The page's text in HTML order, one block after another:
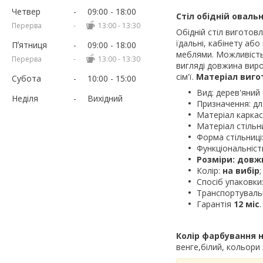
Четвер 09:00 18:00
13:00 13:30
Пʼятниця 09:00 18:00
13:00 13:30
Субота 10:00
15:00
Неділя
Вихідний
Стіл обідній
Обідній стіл
їдальні, кабінету
меблями.
вигляді довжина
сім'ї. Матеріал
Вид: дерев'яний
Призначення:
Матеріал
Матеріал
Форма
Розміри:
Колір: на вибір;
Спосіб
Гарантія 12 міс.
Колір фарбування
венге,білий,